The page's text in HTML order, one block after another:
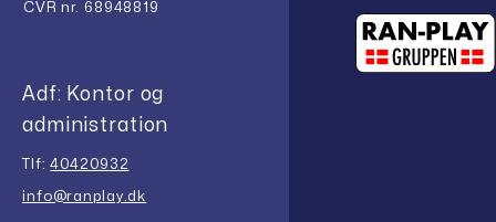
CVR nr. 68948819
Adf: Kontor og
administration
Tlf:40420932
info@ranplay.dk